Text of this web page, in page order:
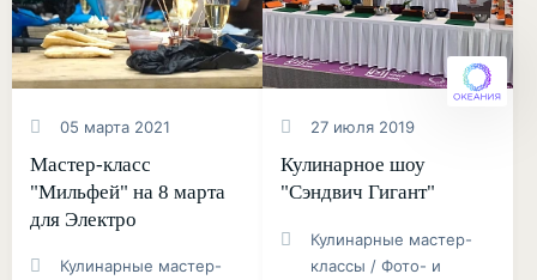
05 марта 2021
Мастер-класс
"Мильфей" на 8 марта
для Электро
Кулинарные мастер-
27 июля 2019
Кулинарное шоу
"Сэндвич Гигант"
Кулинарные мастер-
классы / Фото- и